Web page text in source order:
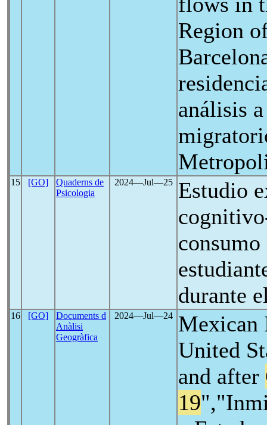
Region
análisis
15 [GO]
Quaderns de
Psicologia
2024―Jul―25
Estudio
consumo
durante
16 [GO]
Documents d
Anàlisi
Geogràfica
2024―Jul―24
Mexican
United
and after
19